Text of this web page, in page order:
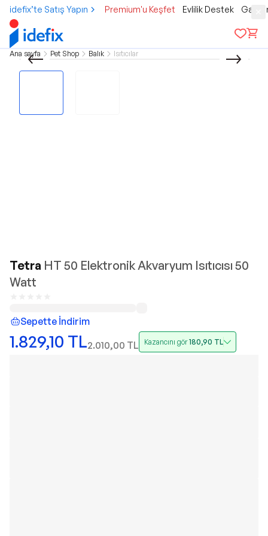
idefix’te Satış Yapın Premium'u Keşfet Evlilik Destek
Ana sayfa Pet Shop Balık Isıtıcılar
Tetra HT 50 Elektronik Akvaryum Isıtıcısı 50
Watt
Sepette İndirim
1.829,10 TL2.010,00 TL Kazancını gör180,90 TL